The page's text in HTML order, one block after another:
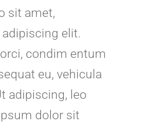
sit amet,
elit.
condim entum
eu, vehicula
adipiscing, leo
dolor sit